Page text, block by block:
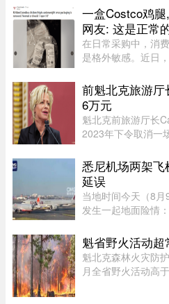
历。这位魁省年轻
举获得4枚奖牌。
一盒Costco鸡
网友: 这是正常
在日常采购中，消
是格外敏感。近日
Costco 购买的
称重，竟然比标签
前魁北克旅游
6万元
魁北克前旅游厅长
2023年下令取消一
Caroline Proulx“滥
合理依据。 ...
悉尼机场两架
延误
当地时间今天（8
发生一起地面险情
塔尔航空客机险些
米。捷星客机飞行
魁省野火活动超
魁北克森林火灾防
月全省野火活动高